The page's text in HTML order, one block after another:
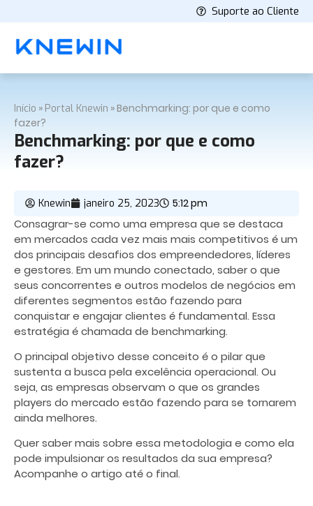
Suporte ao Cliente
Início » Portal Knewin »Benchmarking: por que e como
fazer?
Benchmarking: por que e como
fazer?
Knewin janeiro 25, 2023 5:12 pm
Consagrar-se como uma empresa que se destaca
em mercados cada vez mais mais competitivos é um
dos principais desafios dos empreendedores, líderes
e gestores. Em um mundo conectado, saber o que
seus concorrentes e outros modelos de negócios em
diferentes segmentos estão fazendo para
conquistar e engajar clientes é fundamental. Essa
estratégia é chamada de benchmarking.
O principal objetivo desse conceito é o pilar que
sustenta a busca pela excelência operacional. Ou
seja, as empresas observam o que os grandes
players do mercado estão fazendo para se tornarem
ainda melhores.
Quer saber mais sobre essa metodologia e como ela
pode impulsionar os resultados da sua empresa?
Acompanhe o artigo até o final.